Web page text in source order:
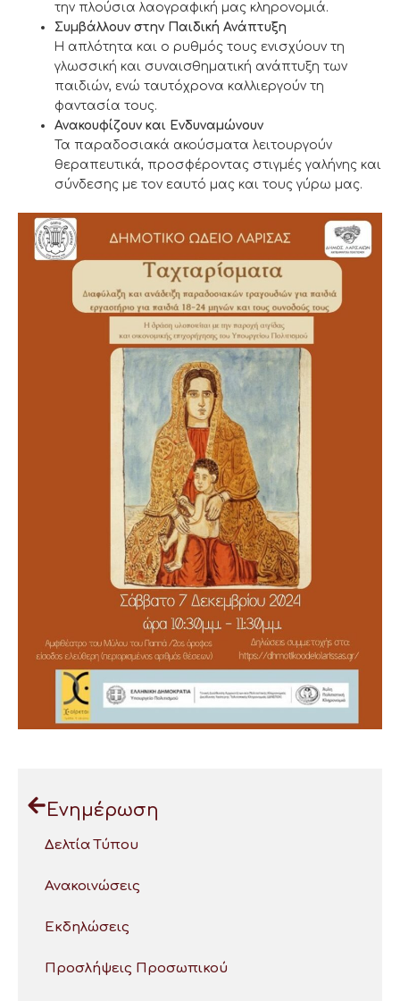
την πλούσια λαογραφική μας κληρονομιά.
Συμβάλλουν στην Παιδική Ανάπτυξη
Η απλότητα και ο ρυθμός τους ενισχύουν τη
γλωσσική και συναισθηματική ανάπτυξη των
παιδιών, ενώ ταυτόχρονα καλλιεργούν τη
φαντασία τους.
Ανακουφίζουν και Ενδυναμώνουν
Τα παραδοσιακά ακούσματα λειτουργούν
θεραπευτικά, προσφέροντας στιγμές γαλήνης και
σύνδεσης με τον εαυτό μας και τους γύρω μας.
Ενημέρωση
Δελτία Τύπου
Ανακοινώσεις
Εκδηλώσεις
Προσλήψεις Προσωπικού